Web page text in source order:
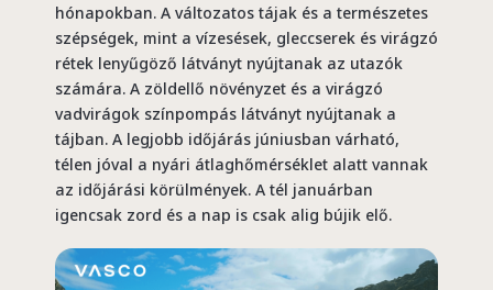
hónapokban. A változatos tájak és a természetes
szépségek, mint a vízesések, gleccserek és virágzó
rétek lenyűgöző látványt nyújtanak az utazók
számára. A zöldellő növényzet és a virágzó
vadvirágok színpompás látványt nyújtanak a
tájban. A legjobb időjárás júniusban várható,
télen jóval a nyári átlaghőmérséklet alatt vannak
az időjárási körülmények. A tél januárban
igencsak zord és a nap is csak alig bújik elő.